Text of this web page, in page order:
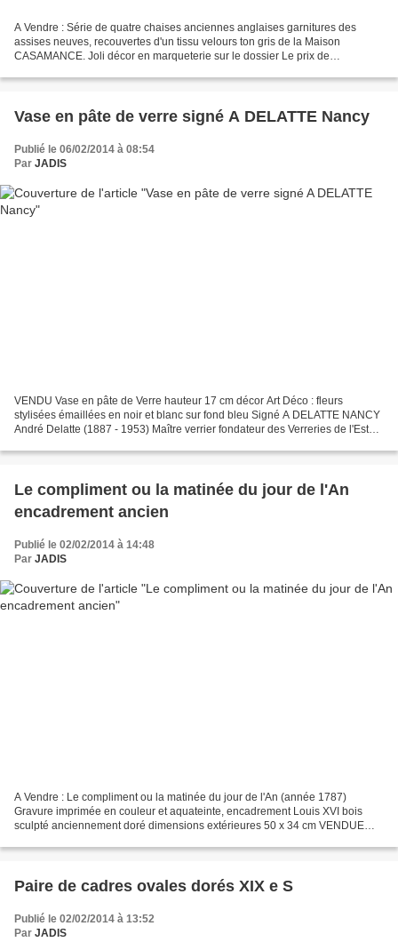
A Vendre : Série de quatre chaises anciennes anglaises garnitures des
assises neuves, recouvertes d'un tissu velours ton gris de la Maison
CASAMANCE. Joli décor en marqueterie sur le dossier Le prix de
Vase en pâte de verre signé A DELATTE Nancy
Publié le 06/02/2014 à 08:54
Par JADIS
VENDU Vase en pâte de Verre hauteur 17 cm décor Art Déco : fleurs
stylisées émaillées en noir et blanc sur fond bleu Signé A DELATTE NANCY
André Delatte (1887 - 1953) Maître verrier fondateur des Verreries de l'Est
Le compliment ou la matinée du jour de l'An
encadrement ancien
Publié le 02/02/2014 à 14:48
Par JADIS
A Vendre : Le compliment ou la matinée du jour de l'An (année 1787)
Gravure imprimée en couleur et aquateinte, encadrement Louis XVI bois
sculpté anciennement doré dimensions extérieures 50 x 34 cm VENDUE
Paire de cadres ovales dorés XIX e S
Publié le 02/02/2014 à 13:52
Par JADIS